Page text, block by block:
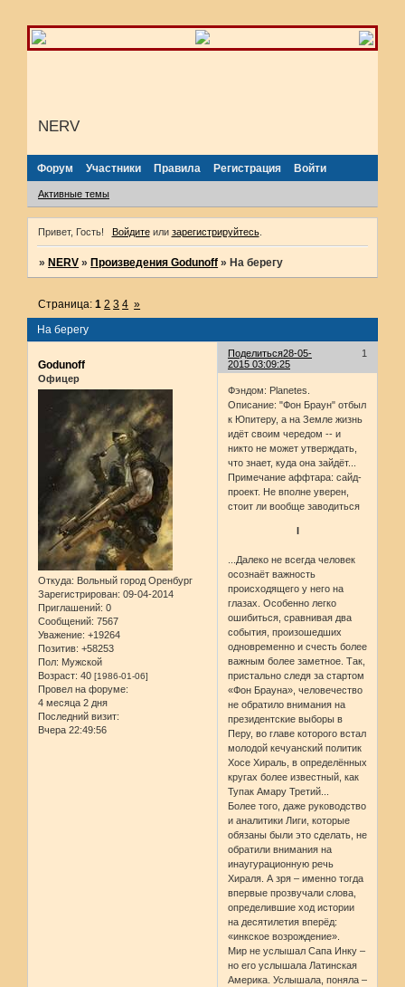
NERV
Форум Участники Правила Регистрация Войти
Активные темы
Привет, Гость! Войдитеили зарегистрируйтесь.
»NERV »Произведения Godunoff »На берегу
На берегу
Страница:1 2 3 4 »
Поделиться 1
28-05-
2015 03:09:25
Godunoff
Офицер
Откуда: Вольный город Оренбург
Зарегистрирован: 09-04-2014
Приглашений: 0
Сообщений: 7567
Уважение: +19264
Позитив: +58253
Пол: Мужской
Возраст: 40 [1986-01-06]
Провел на форуме:
4 месяца 2 дня
Последний визит:
Вчера 22:49:56
Фэндом: Planetes.
Описание: "Фон Браун" отбыл
к Юпитеру, а на Земле жизнь
идёт своим чередом -- и
никто не может утверждать,
что знает, куда она зайдёт...
Примечание аффтара: сайд-
проект. Не вполне уверен,
стоит ли вообще заводиться
...Далеко не всегда человек
осознаёт важность
происходящего у него на
глазах. Особенно легко
ошибиться, сравнивая два
события, произошедших
одновременно и счесть более
важным более заметное. Так,
пристально следя за стартом
«Фон Брауна», человечество
не обратило внимания на
президентские выборы в
Перу, во главе которого встал
молодой кечуанский политик
Хосе Хираль, в определённых
кругах более известный, как
Тупак Амару Третий...
Более того, даже руководство
и аналитики Лиги, которые
обязаны были это сделать, не
обратили внимания на
инаугурационную речь
Хираля. А зря – именно тогда
впервые прозвучали слова,
определившие ход истории
на десятилетия вперёд:
«инкское возрождение».
Мир не услышал Сапа Инку –
но его услышала Латинская
Америка. Услышала, поняла –